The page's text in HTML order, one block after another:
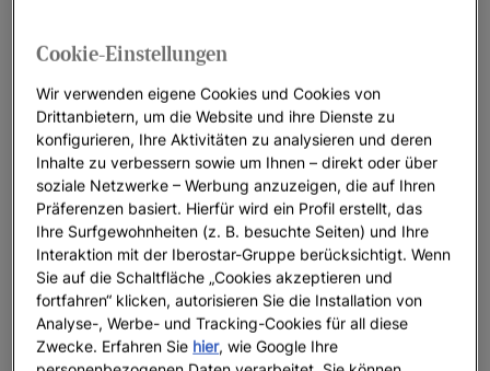
Cookie-Einstellungen
Wir verwenden eigene Cookies und Cookies von
Drittanbietern, um die Website und ihre Dienste zu
konfigurieren, Ihre Aktivitäten zu analysieren und deren
Inhalte zu verbessern sowie um Ihnen – direkt oder über
soziale Netzwerke – Werbung anzuzeigen, die auf Ihren
Präferenzen basiert. Hierfür wird ein Profil erstellt, das
Ihre Surfgewohnheiten (z. B. besuchte Seiten) und Ihre
Interaktion mit der Iberostar-Gruppe berücksichtigt. Wenn
Sie auf die Schaltfläche „Cookies akzeptieren und
fortfahren“ klicken, autorisieren Sie die Installation von
Analyse-, Werbe- und Tracking-Cookies für all diese
Zwecke. Erfahren Sie hier, wie Google Ihre